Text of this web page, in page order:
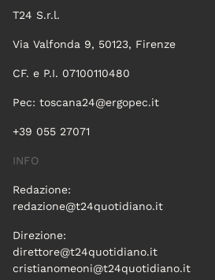
T24 S.r.l.
Via Valfonda 9, 50123, Firenze
CF. e P.I. 07100110480
Pec: toscana24@ergopec.it
+39 055 27071
INFO
Redazione:
redazione@t24quotidiano.it
Direzione:
direttore@t24quotidiano.it
cristianomeoni@t24quotidiano.it